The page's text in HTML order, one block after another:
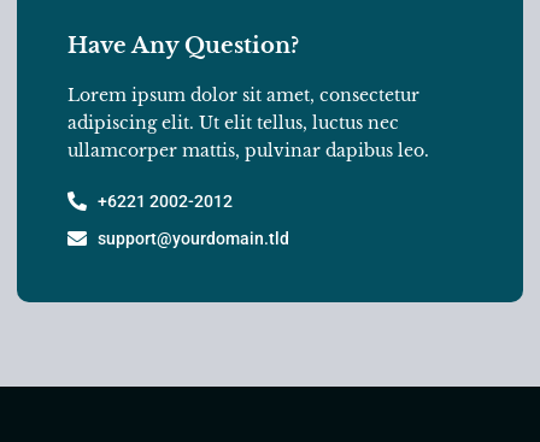
Have Any Question?
Lorem ipsum dolor sit amet, consectetur
adipiscing elit. Ut elit tellus, luctus nec
ullamcorper mattis, pulvinar dapibus leo.
+6221 2002-2012
support@yourdomain.tld